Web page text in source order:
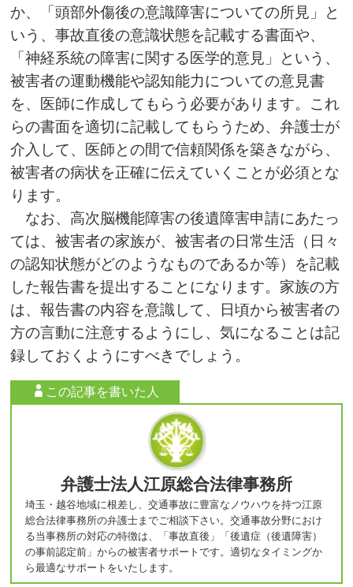
か、「頭部外傷後の意識障害についての所見」と
いう、事故直後の意識状態を記載する書面や、
「神経系統の障害に関する医学的意見」という、
被害者の運動機能や認知能力についての意見書
を、医師に作成してもらう必要があります。これ
らの書面を適切に記載してもらうため、弁護士が
介入して、医師との間で信頼関係を築きながら、
被害者の病状を正確に伝えていくことが必須とな
ります。
なお、高次脳機能障害の後遺障害申請にあたっ
ては、被害者の家族が、被害者の日常生活（日々
の認知状態がどのようなものであるか等）を記載
した報告書を提出することになります。家族の方
は、報告書の内容を意識して、日頃から被害者の
方の言動に注意するようにし、気になることは記
録しておくようにすべきでしょう。
この記事を書いた人
弁護士法人江原総合法律事務所
埼玉・越谷地域に根差し、交通事故に豊富なノウハウを持つ江原
総合法律事務所の弁護士までご相談下さい。交通事故分野におけ
る当事務所の対応の特徴は、「事故直後」「後遺症（後遺障害）
の事前認定前」からの被害者サポートです。適切なタイミングか
ら最適なサポートをいたします。